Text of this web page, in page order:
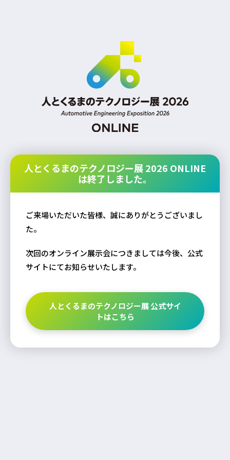
人とくるまのテクノロジー展 2026 ONLINE
は終了しました。
ご来場いただいた皆様、誠にありがとうございまし
た。
次回のオンライン展示会につきましては今後、公式
サイトにてお知らせいたします。
人とくるまのテクノロジー展 公式サイ
トはこちら